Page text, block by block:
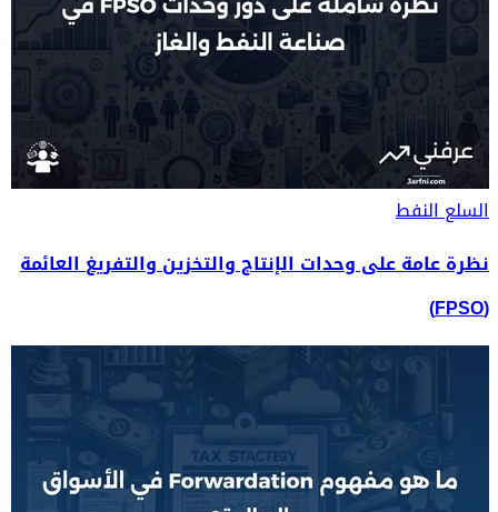
السلعالنفط
نظرة عامة على وحدات الإنتاج والتخزين والتفريغ العائمة
(FPSO)